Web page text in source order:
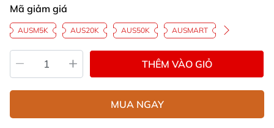
Mã giảm giá
AUSM5K AUS20K AUS50K AUSMART
THÊM VÀO GIỎ
MUA NGAY